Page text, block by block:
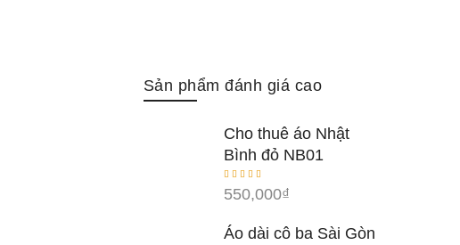
Sản phẩm đánh giá cao
Cho thuê áo Nhật
Bình đỏ NB01
550,000₫
Áo dài cô ba Sài Gòn